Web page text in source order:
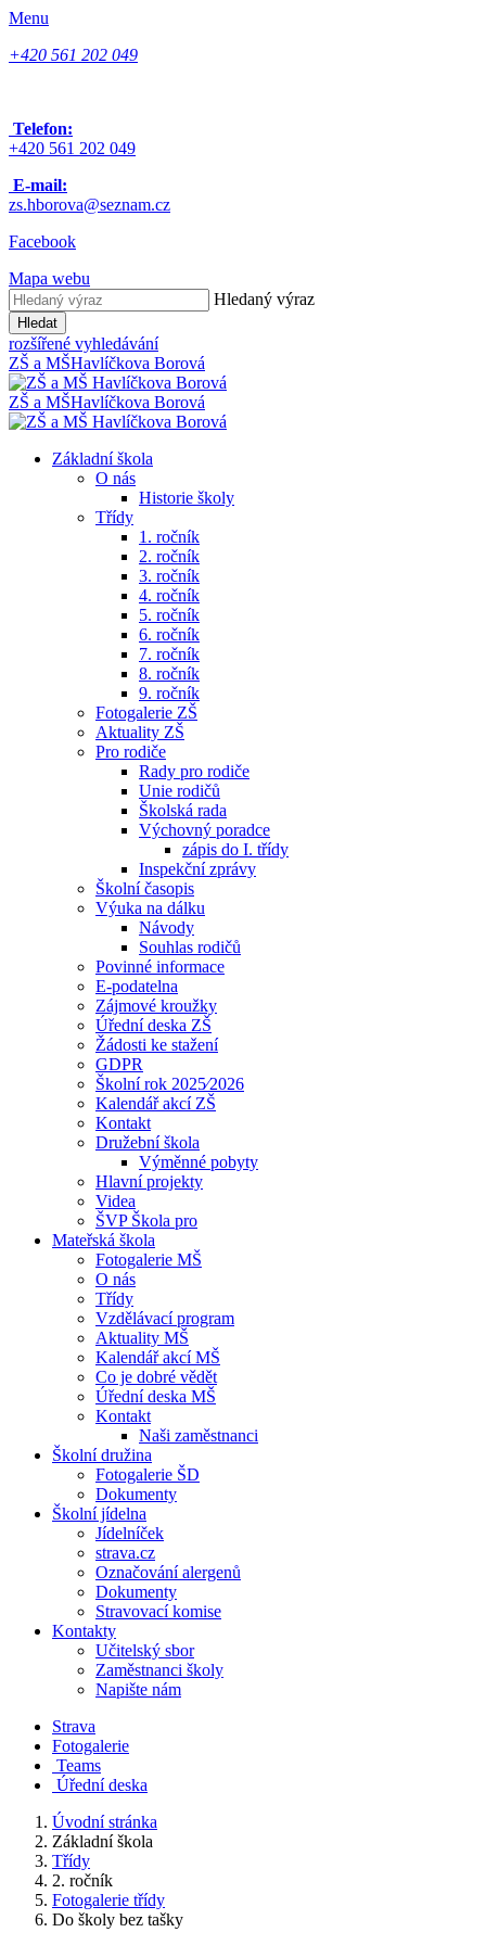
Menu
+420 561 202 049
Telefon:
+420 561 202 049
E-mail:
zs.hborova@seznam.cz
Facebook
Mapa webu
Hledaný výraz
Hledat
rozšířené vyhledávání
ZŠ a MŠHavlíčkova Borová
ZŠ a MŠHavlíčkova Borová
Základní škola
O nás
Historie školy
Třídy
1. ročník
2. ročník
3. ročník
4. ročník
5. ročník
6. ročník
7. ročník
8. ročník
9. ročník
Fotogalerie ZŠ
Aktuality ZŠ
Pro rodiče
Rady pro rodiče
Unie rodičů
Školská rada
Výchovný poradce
zápis do I. třídy
Inspekční zprávy
Školní časopis
Výuka na dálku
Návody
Souhlas rodičů
Povinné informace
E-podatelna
Zájmové kroužky
Úřední deska ZŠ
Žádosti ke stažení
GDPR
Školní rok 2025⁄2026
Kalendář akcí ZŠ
Kontakt
Družební škola
Výměnné pobyty
Hlavní projekty
Videa
ŠVP Škola pro
Mateřská škola
Fotogalerie MŠ
O nás
Třídy
Vzdělávací program
Aktuality MŠ
Kalendář akcí MŠ
Co je dobré vědět
Úřední deska MŠ
Kontakt
Naši zaměstnanci
Školní družina
Fotogalerie ŠD
Dokumenty
Školní jídelna
Jídelníček
strava.cz
Označování alergenů
Dokumenty
Stravovací komise
Kontakty
Učitelský sbor
Zaměstnanci školy
Napište nám
Strava
Fotogalerie
Teams
Úřední deska
Úvodní stránka
Základní škola
Třídy
2. ročník
Fotogalerie třídy
Do školy bez tašky